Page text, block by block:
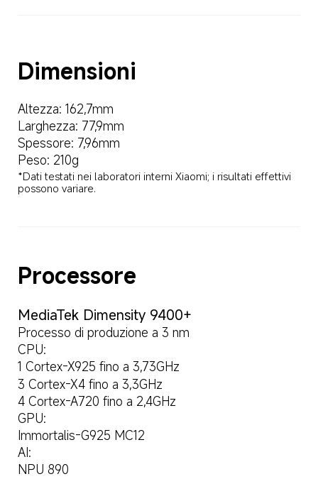
Dimensioni
Altezza: 162,7mm
Larghezza: 77,9mm
Spessore: 7,96mm
Peso: 210g
*Dati testati nei laboratori interni Xiaomi; i risultati effettivi
possono variare.
Processore
MediaTek Dimensity 9400+
Processo di produzione a 3 nm
CPU:
1 Cortex-X925 fino a 3,73GHz
3 Cortex-X4 fino a 3,3GHz
4 Cortex-A720 fino a 2,4GHz
GPU:
Immortalis-G925 MC12
AI:
NPU 890